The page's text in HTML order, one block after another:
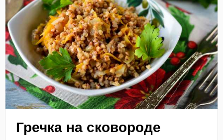
Гречка на сковороде